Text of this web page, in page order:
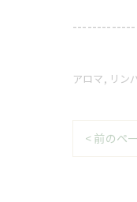
アロマ リン
< 前のペ